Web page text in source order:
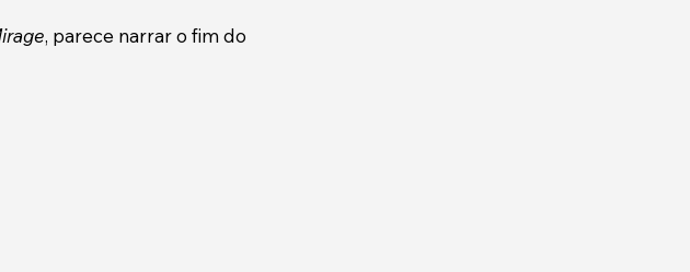
, parece narrar o fim do